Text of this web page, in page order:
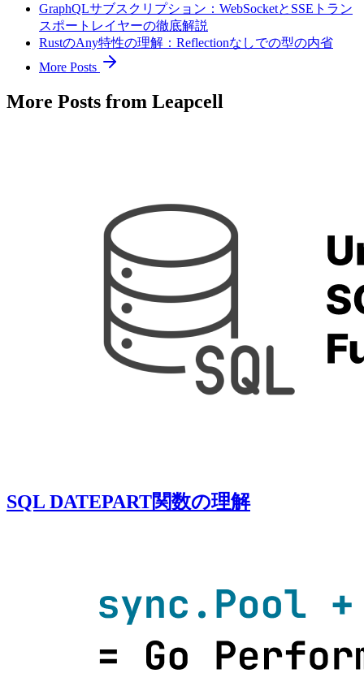
GraphQLサブスクリプション：WebSocketとSSEトラン
スポートレイヤーの徹底解説
RustのAny特性の理解：Reflectionなしでの型の内省
More Posts
More Posts from Leapcell
SQL DATEPART関数の理解